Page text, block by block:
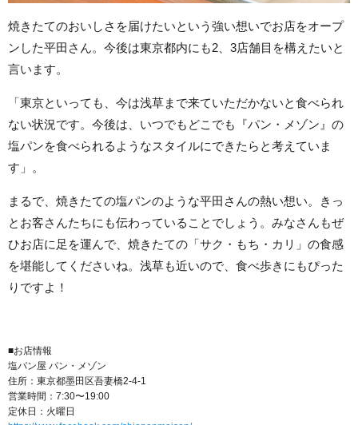
焼きたてのおいしさを届けたいという強い想いでお店をオープ
ンした平田さん。今後は東京都内にも2、3店舗目を構えたいと
言います。
「東京といっても、今は浅草まで来ていただかないと食べられ
ない状況です。今後は、いつでもどこでも『パン・メゾン』の
塩パンを食べられるようなスタイルにできたらと考えていま
す」。
まるで、焼きたての塩パンのような平田さんの熱い想い。きっ
とお客さんたちにも伝わっていることでしょう。みなさんもぜ
ひお店に足を運んで、焼きたての「サク・もち・カリ」の食感
を堪能してくださいね。浅草も近いので、食べ歩きにもぴった
りですよ！
■お店情報
塩パン屋 パン・メゾン
住所：東京都墨田区吾妻橋2-4-1
営業時間：7:30〜19:00
定休日：火曜日